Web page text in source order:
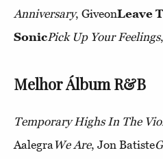
Anniversary, GiveonLeave
SonicPick Up Your Feelings
Melhor Álbum R&B
Temporary Highs In The
Aalegra We Are, Jon Batiste